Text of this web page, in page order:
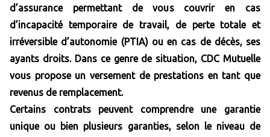
d’assurance permettant de vous couvrir en cas
d’incapacité temporaire de travail, de perte totale et
irréversible d’autonomie (PTIA) ou en cas de décès, ses
ayants droits. Dans ce genre de situation, CDC Mutuelle
vous propose un versement de prestations en tant que
revenus de remplacement.
Certains contrats peuvent comprendre une garantie
unique ou bien plusieurs garanties, selon le niveau de